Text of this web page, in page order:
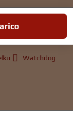
Watchdog